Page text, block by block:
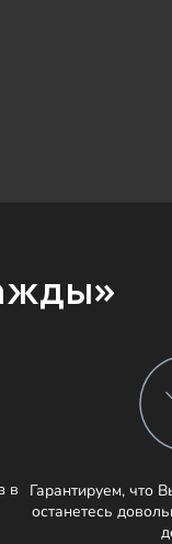
в
Гарантируем, что
останетесь